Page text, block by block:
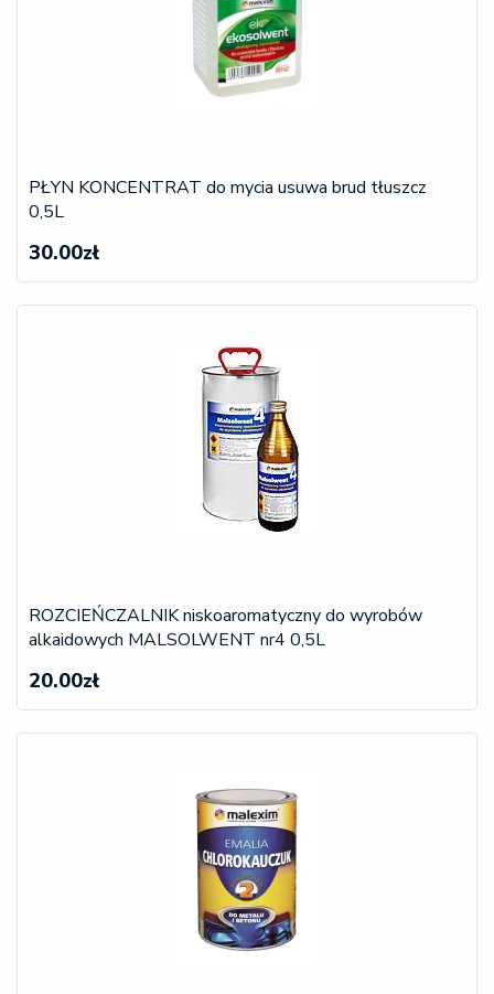
PŁYN KONCENTRAT do mycia usuwa brud tłuszcz
0,5L
30.00zł
ROZCIEŃCZALNIK niskoaromatyczny do wyrobów
alkaidowych MALSOLWENT nr4 0,5L
20.00zł